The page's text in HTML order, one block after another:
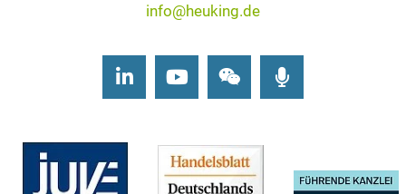
info@heuking.de
LinkedInYoutubeWechat